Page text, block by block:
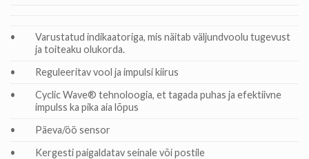
•
Varustatud indikaatoriga, mis näitab väljundvoolu tugevust
ja toiteaku olukorda.
•
Reguleeritav vool ja impulsi kiirus
•
Cyclic Wave® tehnoloogia, et tagada puhas ja efektiivne
impulss ka pika aia lõpus
•
Päeva/öö sensor
•
Kergesti paigaldatav seinale või postile